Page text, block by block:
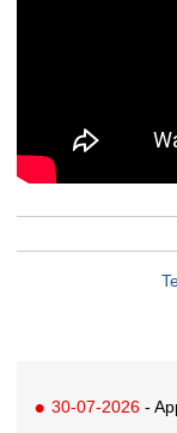
30-07-2026 -